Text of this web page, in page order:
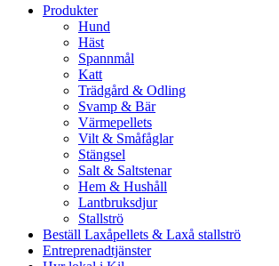
Produkter
Hund
Häst
Spannmål
Katt
Trädgård & Odling
Svamp & Bär
Värmepellets
Vilt & Småfåglar
Stängsel
Salt & Saltstenar
Hem & Hushåll
Lantbruksdjur
Stallströ
Beställ Laxåpellets & Laxå stallströ
Entreprenadtjänster